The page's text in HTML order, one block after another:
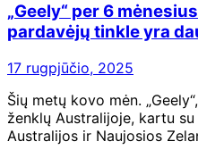
„Geely“ per 6
pardavėjų tinkle yra
17 rugpjūčio, 2025
Šių metų kovo mėn.
ženklų Australijoje, kartu
Australijos ir Naujosios